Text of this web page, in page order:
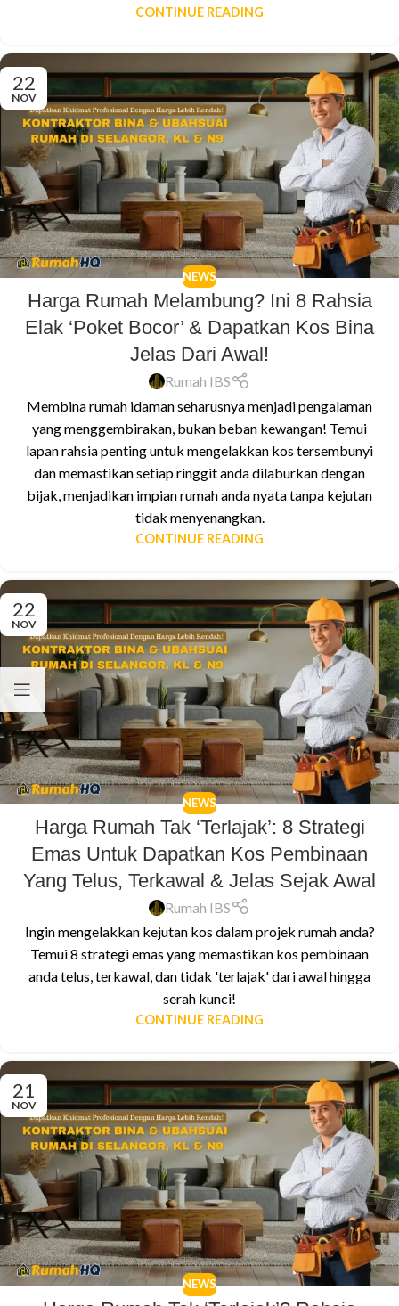
CONTINUE READING
22
NOV
NEWS
Harga Rumah Melambung? Ini 8 Rahsia
Elak ‘Poket Bocor’ & Dapatkan Kos Bina
Jelas Dari Awal!
Rumah IBS
Membina rumah idaman seharusnya menjadi pengalaman
yang menggembirakan, bukan beban kewangan! Temui
lapan rahsia penting untuk mengelakkan kos tersembunyi
dan memastikan setiap ringgit anda dilaburkan dengan
bijak, menjadikan impian rumah anda nyata tanpa kejutan
tidak menyenangkan.
CONTINUE READING
22
NOV
NEWS
Harga Rumah Tak ‘Terlajak’: 8 Strategi
Emas Untuk Dapatkan Kos Pembinaan
Yang Telus, Terkawal & Jelas Sejak Awal
Rumah IBS
Ingin mengelakkan kejutan kos dalam projek rumah anda?
Temui 8 strategi emas yang memastikan kos pembinaan
anda telus, terkawal, dan tidak 'terlajak' dari awal hingga
serah kunci!
CONTINUE READING
21
NOV
NEWS